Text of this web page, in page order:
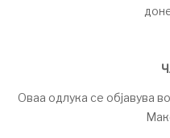
Оваа одлука се објавува